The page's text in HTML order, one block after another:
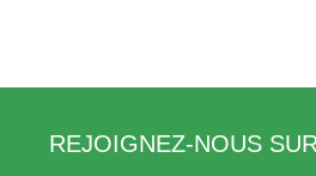
REJOIGNEZ-NOUS